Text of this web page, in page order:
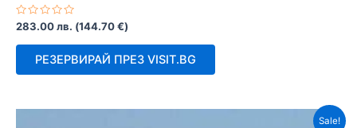
Оценено
с
0
283.00лв. (144.70€)
РЕЗЕРВИРАЙ ПРЕЗ VISIT.BG
Sale!